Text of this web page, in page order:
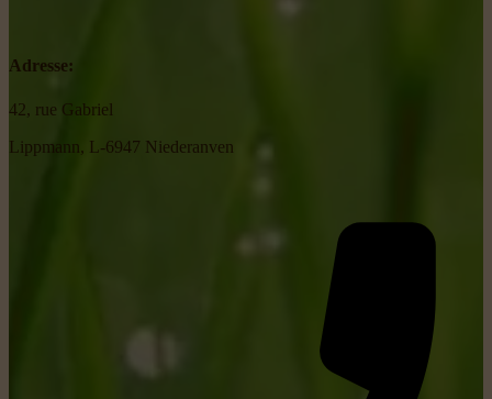
Adresse:
42, rue Gabriel
Lippmann, L-6947 Niederanven